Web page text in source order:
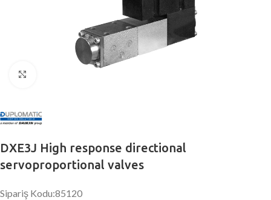
DXE3J High response directional
servoproportional valves
Sipariş Kodu:85120